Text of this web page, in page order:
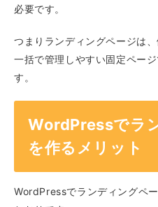
必要です。
つまりランディングページは
一括で管理しやすい固定ペー
す。
WordPressでラ
を作るメリット
WordPressでランディングペ